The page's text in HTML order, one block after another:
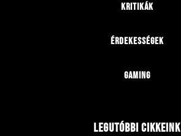
Kritikák
Érdekességek
Gaming
Legutóbbi cikkeink